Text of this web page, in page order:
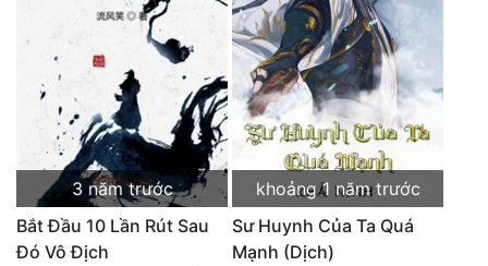
3 năm trước
Bắt Đầu 10 Lần Rút Sau
Đó Vô Địch
khoảng 1 năm trước
Sư Huynh Của Ta Quá
Mạnh (Dịch)